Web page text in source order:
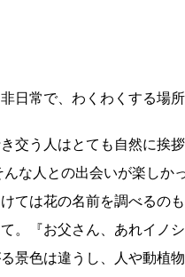
日常で、わくわくする場所
交う人はとても自然に挨
な人との出会いが楽しか
ては花の名前を調べるの
。『お父さん、あれイノ
景色は違うし、人や動植